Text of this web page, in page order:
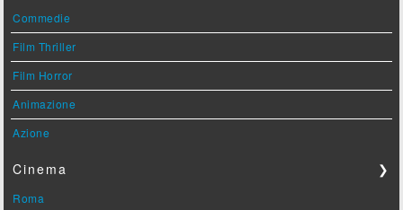
Commedie
Film Thriller
Film Horror
Animazione
Azione
Cinema ❯
Roma